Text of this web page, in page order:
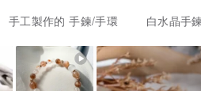
物，被譽為專招真命天子的寶石
二人幸福、快樂！
平穩心緒、讓人保持安定，適合性子較
手工製作的 手鍊/手環 白水晶手